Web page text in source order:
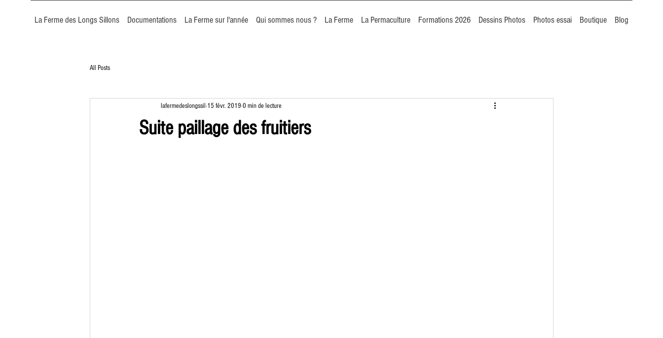
La Ferme des Longs Sillons Documentations La Ferme sur l'année Qui sommes nous ? La Ferme La Permaculture Formations 2026 Dessins Photos Photos essai Boutique Blog
All Posts
Suite paillage des fruitiers
lafermedeslongssil 15 févr. 2019 0 min de lecture